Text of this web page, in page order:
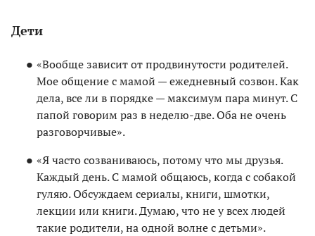
Дети
«Вообще зависит от продвинутости родителей.
Мое общение с мамой — ежедневный созвон. Как
дела, все ли в порядке — максимум пара минут. С
папой говорим раз в неделю-две. Оба не очень
разговорчивые».
«Я часто созваниваюсь, потому что мы друзья.
Каждый день. С мамой общаюсь, когда с собакой
гуляю. Обсуждаем сериалы, книги, шмотки,
лекции или книги. Думаю, что не у всех людей
такие родители, на одной волне с детьми».